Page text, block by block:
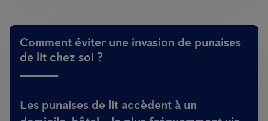
Comment éviter une invasion de punaises
de lit chez soi ?
Les punaises de lit accèdent à un